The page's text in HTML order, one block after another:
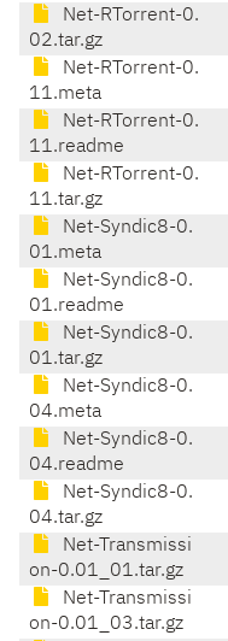
Net-RTorrent-0.
02.tar.gz
Net-RTorrent-0.
11.meta
Net-RTorrent-0.
11.readme
Net-RTorrent-0.
11.tar.gz
Net-Syndic8-0.
01.meta
Net-Syndic8-0.
01.readme
Net-Syndic8-0.
01.tar.gz
Net-Syndic8-0.
04.meta
Net-Syndic8-0.
04.readme
Net-Syndic8-0.
04.tar.gz
Net-Transmissi
on-0.01_01.tar.gz
Net-Transmissi
on-0.01_03.tar.gz